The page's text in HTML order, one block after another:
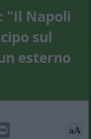
"Il Napoli
sul
esterno
aA